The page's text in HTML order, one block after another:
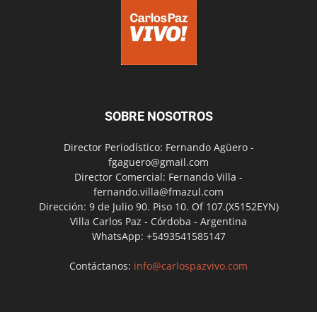
SOBRE NOSOTROS
Director Periodístico: Fernando Agüero -
fgaguero@gmail.com
Director Comercial: Fernando Villa -
fernando.villa@fmazul.com
Dirección: 9 de Julio 90. Piso 10. Of 107.(X5152EYN)
Villa Carlos Paz - Córdoba - Argentina
WhatsApp: +5493541585147
Contáctanos: info@carlospazvivo.com